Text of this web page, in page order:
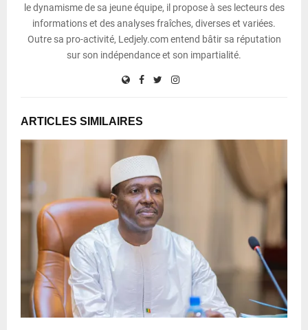
le dynamisme de sa jeune équipe, il propose à ses lecteurs des
informations et des analyses fraîches, diverses et variées.
Outre sa pro-activité, Ledjely.com entend bâtir sa réputation
sur son indépendance et son impartialité.
ARTICLES SIMILAIRES